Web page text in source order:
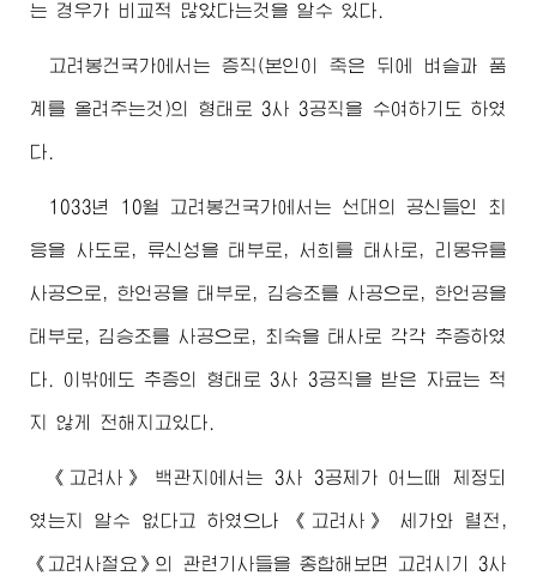
는 경우가 비교적 많았다는것을 알수 있다.
고려봉건국가에서는 증직(본인이 죽은 뒤에 벼슬과 품
계를 올려주는것)의 형태로 3사 3공직을 수여하기도 하였
다.
1033년 10월 고려봉건국가에서는 선대의 공신들인 최
응을 사도로, 류신성을 태부로, 서희를 태사로, 리몽유를
사공으로, 한언공을 태부로, 김승조를 사공으로, 한언공을
태부로, 김승조를 사공으로, 최숙을 태사로 각각 추증하였
다. 이밖에도 추증의 형태로 3사 3공직을 받은 자료는 적
지 않게 전해지고있다.
《고려사》 백관지에서는 3사 3공제가 어느때 제정되
였는지 알수 없다고 하였으나 《고려사》 세가와 렬전,
《고려사절요》의 관련기사들을 종합해보면 고려시기 3사